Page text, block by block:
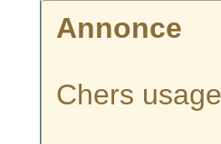
Annonce
Chers